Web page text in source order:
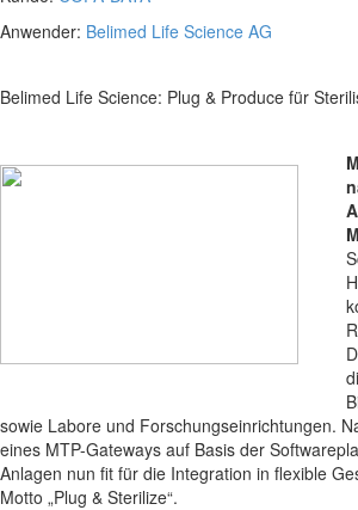
Anwender: Belimed Life Science AG
Belimed Life Science: Plug & Produce für
sowie Labore und Forschungseinrichtungen.
eines MTP-Gateways auf Basis der
Anlagen nun fit für die Integration in flexible
Motto „Plug & Sterilize“.